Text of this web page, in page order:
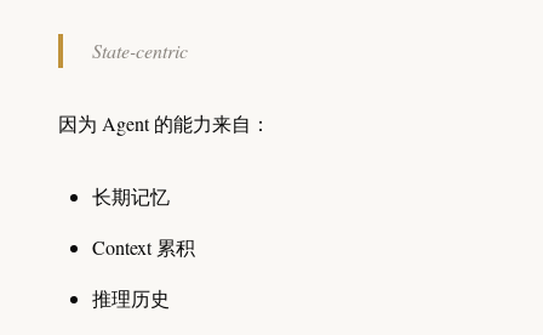
State-centric
因为 Agent 的能力来自：
长期记忆
Context 累积
推理历史